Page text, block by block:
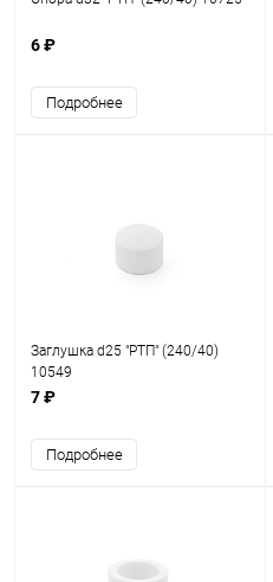
6 ₽
Подробнее
Заглушка d25 "РТП" (240/40)
10549
7 ₽
Подробнее